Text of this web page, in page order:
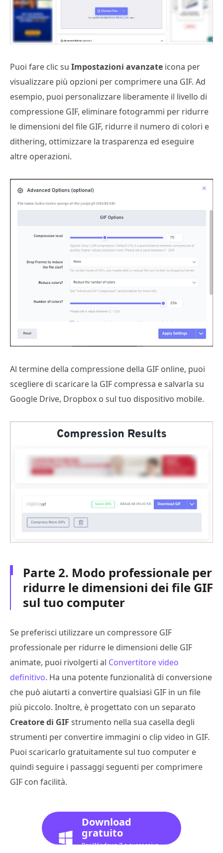
Puoi fare clic su Impostazioni avanzate icona per
visualizzare più opzioni per comprimere una GIF. Ad
esempio, puoi personalizzare liberamente il livello di
compressione GIF, eliminare fotogrammi per ridurre
le dimensioni del file GIF, ridurre il numero di colori e
dithering, ottimizzare la trasparenza ed eseguire
altre operazioni.
Al termine della compressione della GIF online, puoi
scegliere di scaricare la GIF compressa e salvarla su
Google Drive, Dropbox o sul tuo dispositivo mobile.
Parte 2. Modo professionale per
ridurre le dimensioni dei file GIF
sul tuo computer
Se preferisci utilizzare un compressore GIF
professionale per ridurre le dimensioni delle GIF
animate, puoi rivolgerti al Convertitore video
definitivo. Ha una potente funzionalità di conversione
che può aiutarti a convertire qualsiasi GIF in un file
più piccolo. Inoltre, è progettato con un separato
Creatore di GIF strumento nella sua casella degli
strumenti per convertire immagini o clip video in GIF.
Puoi scaricarlo gratuitamente sul tuo computer e
quindi seguire i passaggi seguenti per comprimere
GIF con facilità.
Download
gratuito
Per Windows 7 o successivo